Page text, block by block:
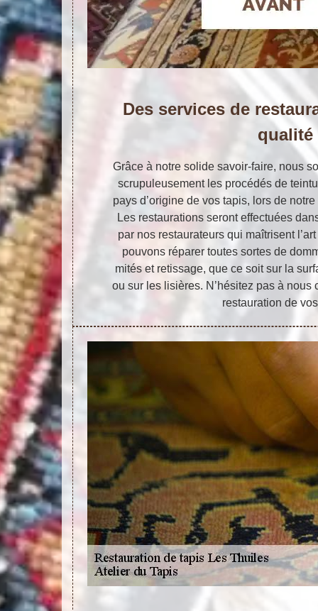
Des services de
qualité
Grâce à notre solide savoir-faire, nous
scrupuleusement les procédés de
pays d’origine de vos tapis, lors de
Les restaurations seront effectuées
par nos restaurateurs qui maîtrisent
pouvons réparer toutes sortes de
mités et retissage, que ce soit sur la
ou sur les lisières. N’hésitez pas à nous
restauration de